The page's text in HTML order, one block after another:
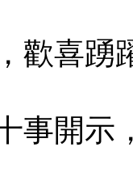
喜踴
開示